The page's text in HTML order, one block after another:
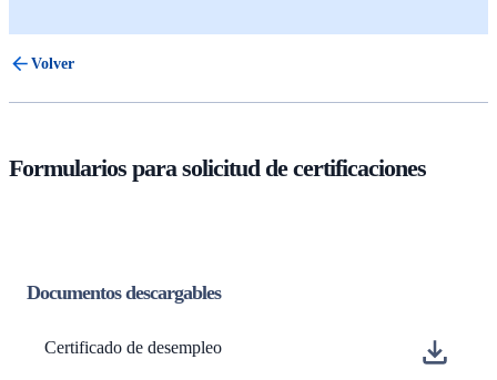
Volver
Formularios para solicitud de certificaciones
Documentos descargables
Certificado de desempleo